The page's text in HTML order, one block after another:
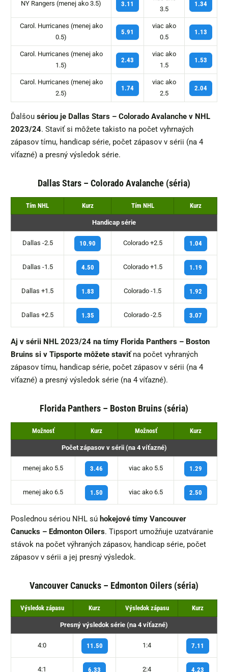
NY Rangers (menej ako 3.5) 3.11
3.5
1.34
Carol. Hurricanes (menej ako
0.5)
5.91
viac ako
0.5
1.13
Carol. Hurricanes (menej ako
1.5)
2.43
viac ako
1.5
1.53
Carol. Hurricanes (menej ako
2.5)
1.74
viac ako
2.5
2.04
Ďalšou sériou je Dallas Stars – Colorado Avalanche v NHL
2023/24. Staviť si môžete takisto na počet vyhrnaých
zápasov tímu, handicap série, počet zápasov v sérii (na 4
víťazné) a presný výsledok série.
Dallas Stars – Colorado Avalanche (séria)
Tím NHL Kurz Tím NHL Kurz
Handicap série
Dallas -2.5 10.90 Colorado +2.5 1.04
Dallas -1.5 4.50 Colorado +1.5 1.19
Dallas +1.5 1.83 Colorado -1.5 1.92
Dallas +2.5 1.35 Colorado -2.5 3.07
Aj v sérii NHL 2023/24 na tímy Florida Panthers – Boston
Bruins si v Tipsporte môžete staviťna počet vyhraných
zápasov tímu, handicap série, počet zápasov v sérii (na 4
víťazné) a presný výsledok série (na 4 víťazné).
Florida Panthers – Boston Bruins (séria)
Možnosť Kurz Možnosť Kurz
Počet zápasov v sérii (na 4 víťazné)
menej ako 5.5 3.46 viac ako 5.5 1.29
menej ako 6.5 1.50 viac ako 6.5 2.50
Poslednou sériou NHL sú hokejové tímy Vancouver
Canucks – Edmonton Oilers. Tipsport umožňuje uzatváranie
stávok na počet výhraných zápasov, handicap série, počet
zápasov v sérii a jej presný výsledok.
Vancouver Canucks – Edmonton Oilers (séria)
Výsledok zápasu Kurz Výsledok zápasu Kurz
Presný výsledok série (na 4 víťazné)
4:0 11.50 1:4 7.11
4:1 6.33 2:4 4.23